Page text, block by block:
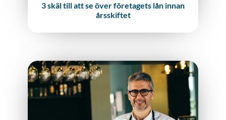
3 skäl till att se över företagets lån innan
årsskiftet